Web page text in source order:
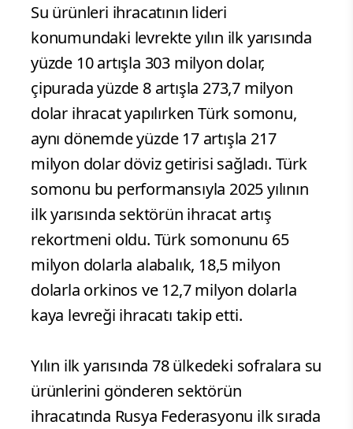
Su ürünleri ihracatının lideri
konumundaki levrekte yılın ilk yarısında
yüzde 10 artışla 303 milyon dolar,
çipurada yüzde 8 artışla 273,7 milyon
dolar ihracat yapılırken Türk somonu,
aynı dönemde yüzde 17 artışla 217
milyon dolar döviz getirisi sağladı. Türk
somonu bu performansıyla 2025 yılının
ilk yarısında sektörün ihracat artış
rekortmeni oldu. Türk somonunu 65
milyon dolarla alabalık, 18,5 milyon
dolarla orkinos ve 12,7 milyon dolarla
kaya levreği ihracatı takip etti.
Yılın ilk yarısında 78 ülkedeki sofralara su
ürünlerini gönderen sektörün
ihracatında Rusya Federasyonu ilk sırada